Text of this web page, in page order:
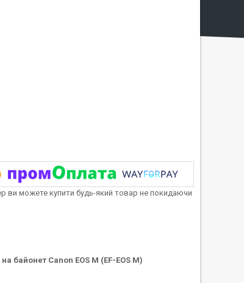
ви можете купити будь-який товар не покидаючи
байонет Canon EOS M (EF-EOS M)